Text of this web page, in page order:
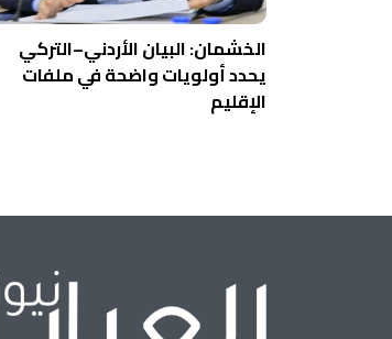
الخشمان: البيان الأردني–التركي
يحدد أولويات واضحة في ملفات
الإقليم